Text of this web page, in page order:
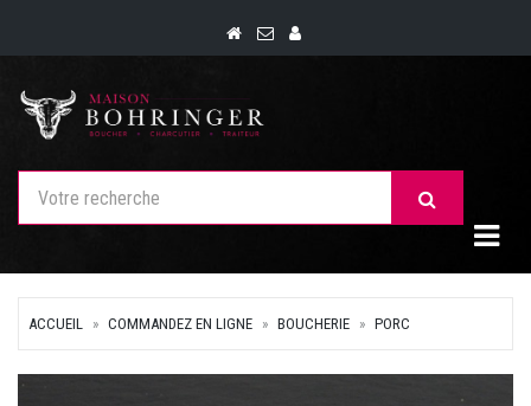
ACCUEIL COMMANDEZ EN LIGNE BOUCHERIE PORC